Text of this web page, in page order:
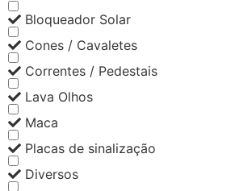
Bloqueador Solar
Cones / Cavaletes
Correntes / Pedestais
Lava Olhos
Maca
Placas de sinalização
Diversos